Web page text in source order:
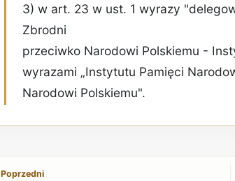
3) w art. 23 w ust. 1 wyrazy
Zbrodni
przeciwko Narodowi Polskiemu -
wyrazami „Instytutu Pamięci
Narodowi Polskiemu".
Poprzedni